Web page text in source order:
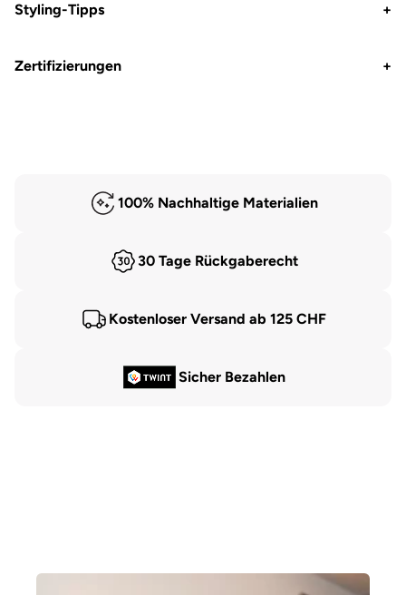
Styling-Tipps +
Zertifizierungen +
100% Nachhaltige Materialien
30 Tage Rückgaberecht
Kostenloser Versand ab 125 CHF
Sicher Bezahlen